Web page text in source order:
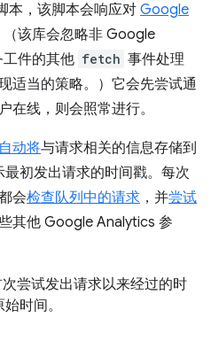
本，该脚本会响应对 Google
该库会忽略非 Google
件的其他 fetch 事件处理
适当的策略。）它会先尝试通
在线，则会照常进行。
自动将与请求相关的信息存储到
最初发出请求的时间戳。每次
会检查队列中的请求 ，并尝试
其他 Google Analytics 参
次尝试发出请求以来经过的时
时间。